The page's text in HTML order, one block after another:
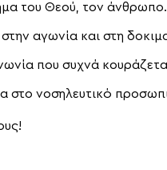
του Θεού, τον άνθρωπο.
αγωνία και στη
που συχνά
στο νοσηλευτικό